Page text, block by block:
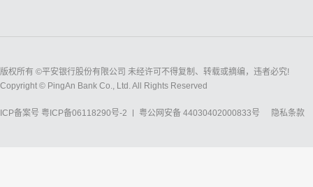
版权所有 ©平安银行股份有限公司 未经许可不得复制、转载或摘编，违者必究!
Copyright © PingAn Bank Co., Ltd. All Rights Reserved
ICP备案号 粤ICP备06118290号-2 粤公网安备 44030402000833号 隐私条款